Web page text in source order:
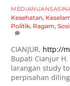
Kesehatan,
Politik, Ragam,
CIANJUR, http://
Bupati Cianjur
larangan study
perpisahan